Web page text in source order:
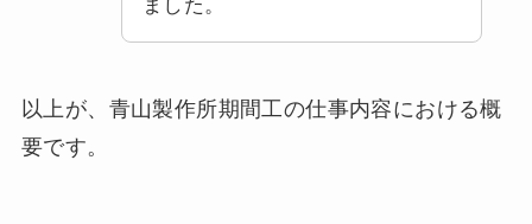
ました。
以上が、青山製作所期間工の仕事内容における概
要です。